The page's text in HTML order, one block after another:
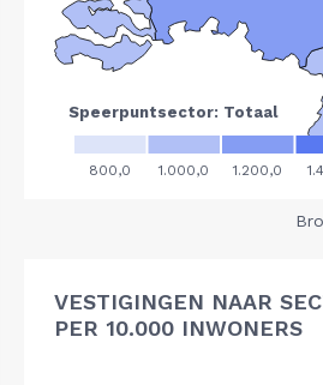
VESTIGINGEN NAAR
PER 10.000 INWONERS